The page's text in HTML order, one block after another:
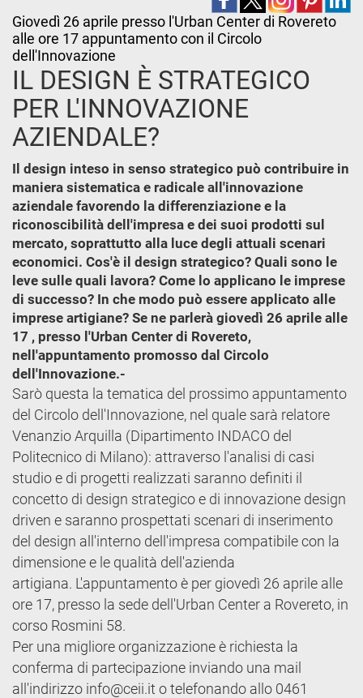
Giovedì 26 aprile presso l'Urban Center di Rovereto
alle ore 17 appuntamento con il Circolo
dell'Innovazione
IL DESIGN È STRATEGICO
PER L'INNOVAZIONE
AZIENDALE?
Il design inteso in senso strategico può contribuire in
maniera sistematica e radicale all'innovazione
aziendale favorendo la differenziazione e la
riconoscibilità dell'impresa e dei suoi prodotti sul
mercato, soprattutto alla luce degli attuali scenari
economici. Cos'è il design strategico? Quali sono le
leve sulle quali lavora? Come lo applicano le imprese
di successo? In che modo può essere applicato alle
imprese artigiane? Se ne parlerà giovedì 26 aprile alle
17 , presso l'Urban Center di Rovereto,
nell'appuntamento promosso dal Circolo
dell'Innovazione.-
Sarò questa la tematica del prossimo appuntamento
del Circolo dell'Innovazione, nel quale sarà relatore
Venanzio Arquilla (Dipartimento INDACO del
Politecnico di Milano): attraverso l'analisi di casi
studio e di progetti realizzati saranno definiti il
concetto di design strategico e di innovazione design
driven e saranno prospettati scenari di inserimento
del design all'interno dell'impresa compatibile con la
dimensione e le qualità dell'azienda
artigiana. L'appuntamento è per giovedì 26 aprile alle
ore 17, presso la sede dell'Urban Center a Rovereto, in
corso Rosmini 58.
Per una migliore organizzazione è richiesta la
conferma di partecipazione inviando una mail
all'indirizzo info@ceii.it o telefonando allo 0461